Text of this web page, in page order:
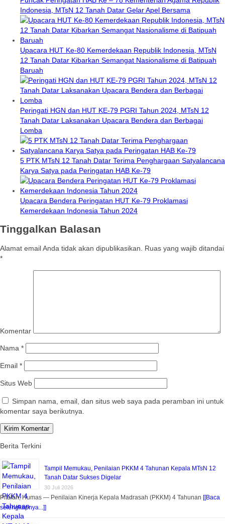
Indonesia, MTsN 12 Tanah Datar Gelar Apel Bersama
Upacara HUT Ke-80 Kemerdekaan Republik Indonesia, MTsN
12 Tanah Datar Kibarkan Semangat Nasionalisme di Batipuah
Baruah
Peringati HGN dan HUT KE-79 PGRI Tahun 2024, MTsN 12
Tanah Datar Laksanakan Upacara Bendera dan Berbagai
Lomba
5 PTK MTsN 12 Tanah Datar Terima Penghargaan Satyalancana
Karya Satya pada Peringatan HAB Ke-79
Upacara Bendera Peringatan HUT Ke-79 Proklamasi
Kemerdekaan Indonesia Tahun 2024
Tinggalkan Balasan
Alamat email Anda tidak akan dipublikasikan. Ruas yang wajib ditandai
*
Komentar
Nama *
Email *
Situs Web
Simpan nama, email, dan situs web saya pada peramban ini untuk
komentar saya berikutnya.
Berita Terkini
Tampil Memukau, Penilaian PKKM 4 Tahunan Kepala MTsN 12
Tanah Datar Sukses Digelar
30 Juli 2026
Pitalah, Humas — Penilaian Kinerja Kepala Madrasah (PKKM) 4 Tahunan [[Baca
selengkapnya...]]